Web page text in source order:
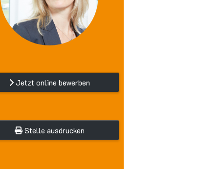
Jetzt online bewerben
Stelle ausdrucken